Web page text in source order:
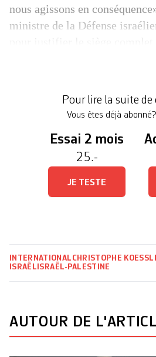
nous agissons en
ministre de la Défense
déshumanisation fait
Pour lire la suite de
Vous êtes déjà abonné?
Essai 2 mois
25.-
JE TESTE
INTERNATIONAL CHRISTOPHE
ISRAËL ISRAËL-PALESTINE
AUTOUR DE